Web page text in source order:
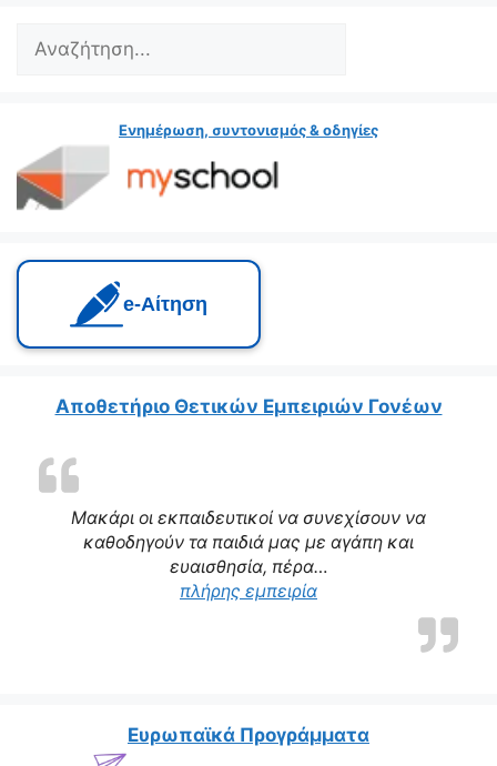
Search
Ενημέρωση, συντονισμός & οδηγίες
e‑Αίτηση
Μακάρι οι εκπαιδευτικοί να συνεχίσουν να
καθοδηγούν τα παιδιά μας με αγάπη και
ευαισθησία, πέρα…
πλήρης εμπειρία“Η δασκάλα μας
Αποθετήριο Θετικών Εμπειριών Γονέων
Ευρωπαϊκά Προγράμματα